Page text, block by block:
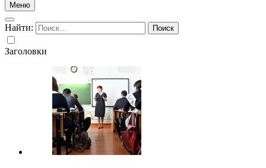
Меню
Найти:
Заголовки